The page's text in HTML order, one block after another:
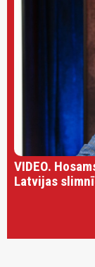
VIDEO.
Latvijas